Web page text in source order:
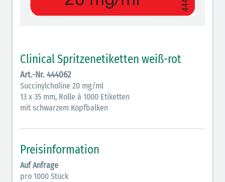
Lokalanästhetika (grau)
schraffiert)
Anticholinergika (hellgrün)
Cholinergika (hellgrün schraffiert): DIVI 2012
Rahmen)
Clinical Spritzenetiketten weiß-rot
Art.-Nr. 444062
Succinylcholine 20 mg/ml
13 x 35 mm, Rolle à 1000 Etiketten
mit schwarzem Kopfbalken
Preisinformation
Auf Anfrage
pro 1000 Stück